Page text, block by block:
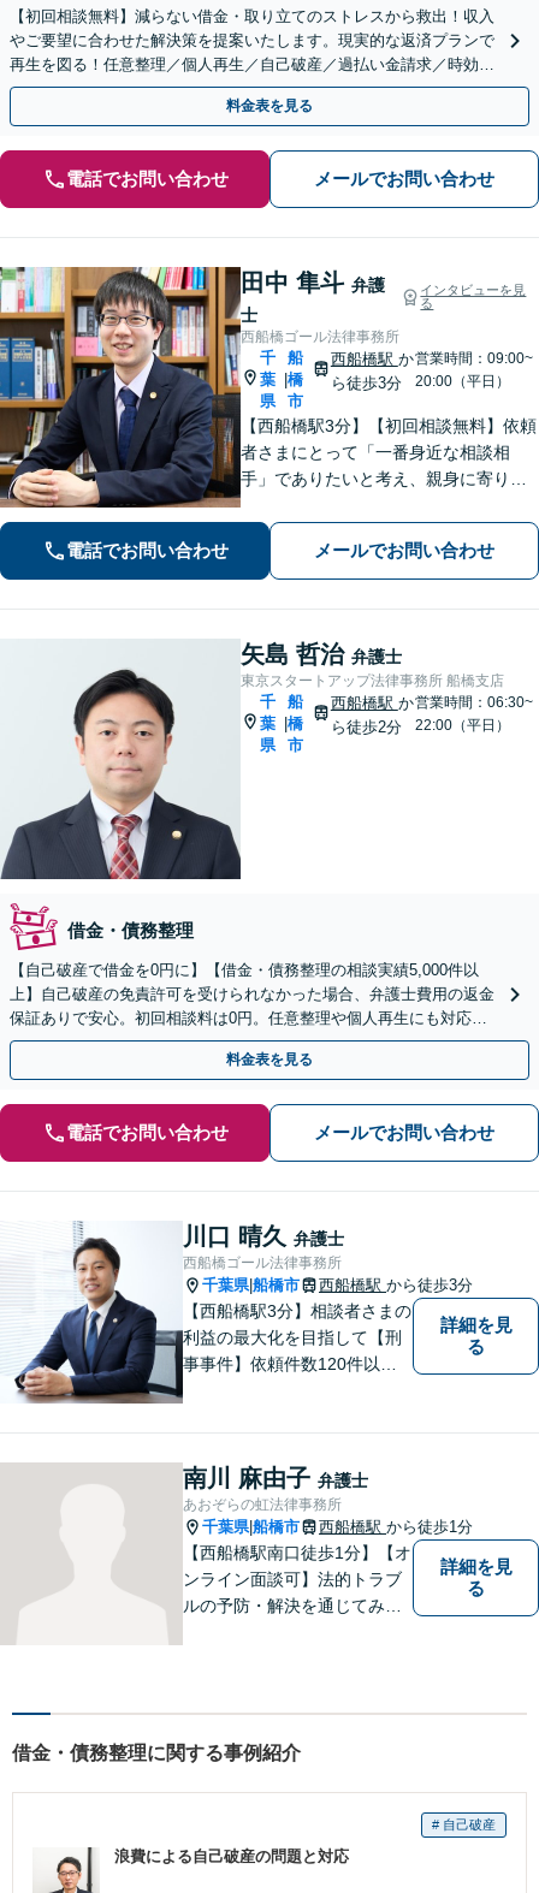
【初回相談無料】減らない借金・取り立てのストレスから救出！収入
やご要望に合わせた解決策を提案いたします。現実的な返済プランで
再生を図る！任意整理／個人再生／自己破産／過払い金請求／時効の
援用【夜間・休日面談可】【西船橋駅3分】
料金表を見る
電話でお問い合わせ メールでお問い合わせ
田中 隼斗 弁護
士
インタビューを見
る
西船橋ゴール法律事務所
千
葉
県
船
橋
市
西船橋駅 か
ら徒歩3分
営業時間：09:00~
20:00（平日）
【西船橋駅3分】【初回相談無料】依頼
者さまにとって「一番身近な相談相
手」でありたいと考え、親身に寄り添
す。おひとりで悩まず、弁護士にご相
談ください。前向きな一歩を踏み出せ
るように、全力でサポートします。
電話でお問い合わせ メールでお問い合わせ
矢島 哲治 弁護士
東京スタートアップ法律事務所 船橋支店
千
葉
県
船
橋
市
西船橋駅 か
ら徒歩2分
営業時間：06:30~
22:00（平日）
借金・債務整理
【自己破産で借金を0円に】【借金・債務整理の相談実績5,000件以
上】自己破産の免責許可を受けられなかった場合、弁護士費用の返金
保証ありで安心。初回相談料は0円。任意整理や個人再生にも対応
【土日祝日・夜間も相談受付】【費用の分割払い可】
料金表を見る
電話でお問い合わせ メールでお問い合わせ
川口 晴久 弁護士
西船橋ゴール法律事務所
千葉県|船橋市 西船橋駅 から徒歩3分
【西船橋駅3分】相談者さまの
利益の最大化を目指して【刑
事事件】依頼件数120件以
豊富な対応実績。セカンドオ
ピニオンも可能です【初回相
談無料】【夜間／土日祝日対
応可】
詳細を見
る
南川 麻由子 弁護士
あおぞらの虹法律事務所
千葉県|船橋市 西船橋駅 から徒歩1分
【西船橋駅南口徒歩1分】【オ
ンライン面談可】法的トラブ
ルの予防・解決を通じてみな
お気軽にお問い合わせくださ
詳細を見
る
借金・債務整理に関する事例紹介
# 自己破産
浪費による自己破産の問題と対応